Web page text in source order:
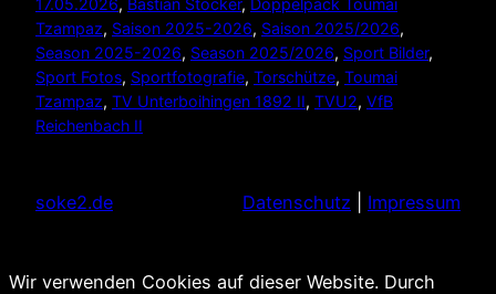
17.05.2026, Bastian Stocker, Doppelpack Toumai
Tzampaz, Saison 2025-2026, Saison 2025/2026
Season 2025-2026, Season 2025/2026, Sport Bilder
Sport Fotos, Sportfotografie, Torschütze, Toumai
Tzampaz, TV Unterboihingen 1892 II, TVU2, VfB
Reichenbach II
soke2.de Datenschutz Impressum
Wir verwenden Cookies auf dieser Website. Durch